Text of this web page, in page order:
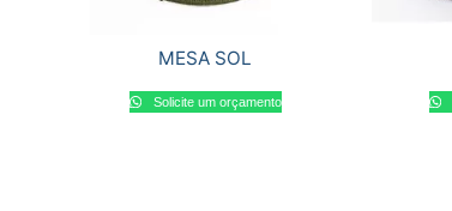
MESA SOL
Solicite um orçamento